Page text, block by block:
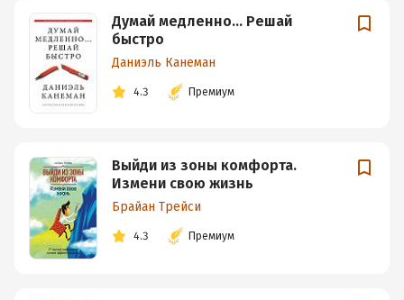
Думай медленно… Решай
быстро
Даниэль Канеман
4.3 Премиум
Выйди из зоны комфорта.
Измени свою жизнь
Брайан Трейси
4.3 Премиум